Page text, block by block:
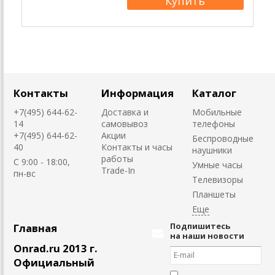
Контакты
+7(495) 644-62-
14
+7(495) 644-62-
40
C 9:00 - 18:00,
пн-вс
Информация
Доставка и
самовывоз
Акции
Контакты и часы
работы
Trade-In
Каталог
Мобильные
телефоны
Беспроводные
наушники
Умные часы
Телевизоры
Планшеты
Главная
Onrad.ru 2013 г.
Официальный
Подпишитесь
на наши новости